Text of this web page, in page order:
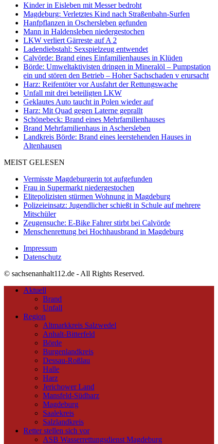
Kinder in Eisleben mit Messer bedroht
Magdeburg: Verletztes Kind nach Straßenbahn-Surfen
Hanfpflanzen in Oschersleben gefunden
Mann in Haldensleben niedergestochen
LKW verliert Gärreste auf A 2
Ladendiebstahl: Sexspielzeug entwendet
Calvörde: Brand eines Einfamilienhauses in Klüden
Börde: Umweltaktivisten dringen in Mineralöl – Pumpstation
ein und stören den Betrieb – Hoher Sachschaden v erursacht
Harz: Reifentöter vor Ausfahrt der Rettungswache
Unfall mit drei beteiligten LKW
Geklautes Auto taucht in Polen wieder auf
Harz: Mit Quad gegen Laterne geprallt
Schönebeck: Brand eines Mehrfamilienhauses
Brand Mehrfamilienhaus in Aschersleben
Landkreis Börde: Brand eines leerstehenden Hauses in
Altenhausen
MEIST GELESEN
Vermisste Magdeburgerin tot aufgefunden
Frau in Supermarkt niedergestochen
Elitepolizisten stürmen Wohnung in Magdeburg
Polizeieinsatz: Jugendlicher schießt in Schule auf mehrere
Mitschüler
Zeugensuche: E-Bike Fahrer stirbt bei Calvörde
Menschenrettung bei Hochhausbrand in Magdeburg
Impressum
Datenschutz
© sachsenanhalt112.de - All Rights Reserved.
Aktuell
Brand
Unfall
Region
Altmarkkreis Salzwedel
Anhalt-Bitterfeld
Börde
Burgenlandkreis
Dessau-Roßlau
Halle
Harz
Jerichower Land
Mansfeld-Südharz
Magdeburg
Saalekreis
Salzlandkreis
Retter stellen sich vor
ASB Wasserrettungsdienst Magdeburg